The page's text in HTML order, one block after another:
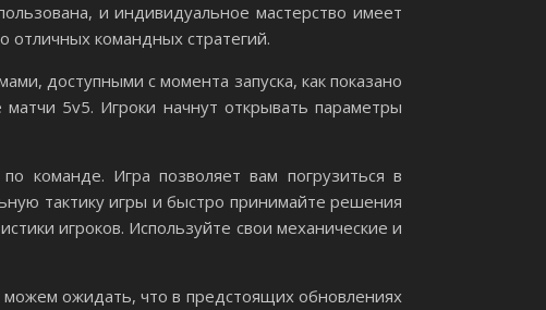
и индивидуальное мастерство имеет
командных стратегий.
доступными с момента запуска, как показано
5v5. Игроки начнут открывать параметры
команде. Игра позволяет вам погрузиться в
тактику игры и быстро принимайте решения
игроков. Используйте свои механические и
ожидать, что в предстоящих обновлениях